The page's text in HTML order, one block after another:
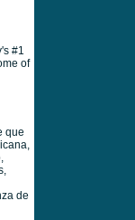
#1
of
que
de